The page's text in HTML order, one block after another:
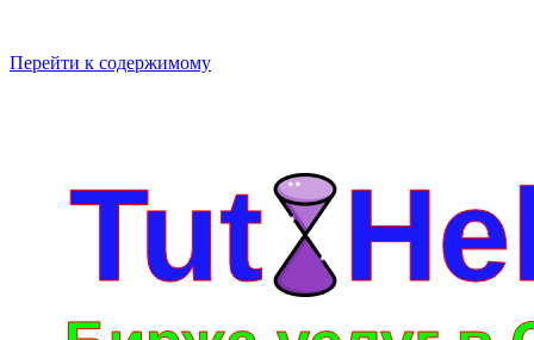
Перейти к содержимому